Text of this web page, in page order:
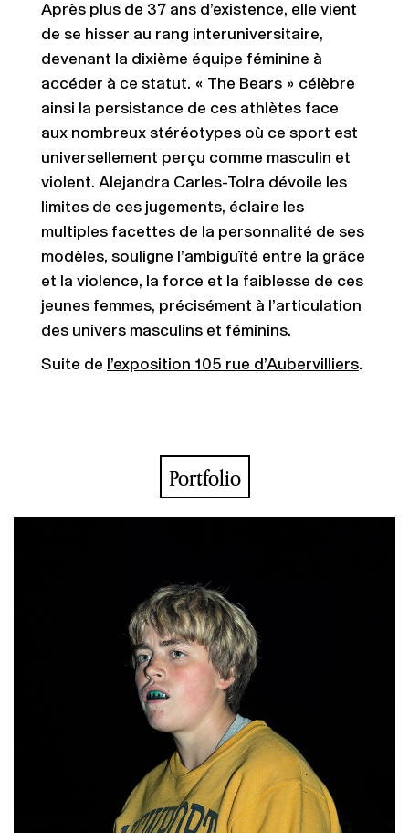
Après plus de 37 ans d’existence, elle vient
de se hisser au rang interuniversitaire,
devenant la dixième équipe féminine à
accéder à ce statut. « The Bears » célèbre
ainsi la persistance de ces athlètes face
aux nombreux stéréotypes où ce sport est
universellement perçu comme masculin et
violent. Alejandra Carles-Tolra dévoile les
limites de ces jugements, éclaire les
multiples facettes de la personnalité de ses
modèles, souligne l’ambiguïté entre la grâce
et la violence, la force et la faiblesse de ces
jeunes femmes, précisément à l’articulation
des univers masculins et féminins.
Suite de l’exposition 105 rue d’Aubervilliers.
Portfolio